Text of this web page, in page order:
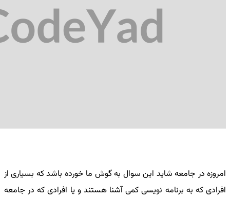
امروزه در جامعه شاید این سوال به گوش ما خورده باشد که بسیاری از
افرادی که به برنامه نویسی کمی آشنا هستند و یا افرادی که در جامعه